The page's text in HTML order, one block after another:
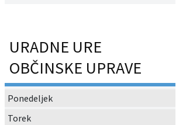
URADNE URE
OBČINSKE UPRAVE
Ponedeljek
Torek